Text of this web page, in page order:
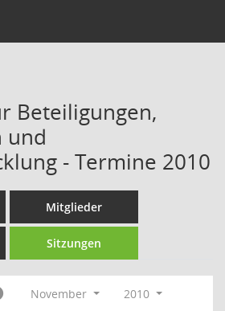
Beteiligungen,
und
- Termine 2010
Mitglieder
Sitzungen
November
2010